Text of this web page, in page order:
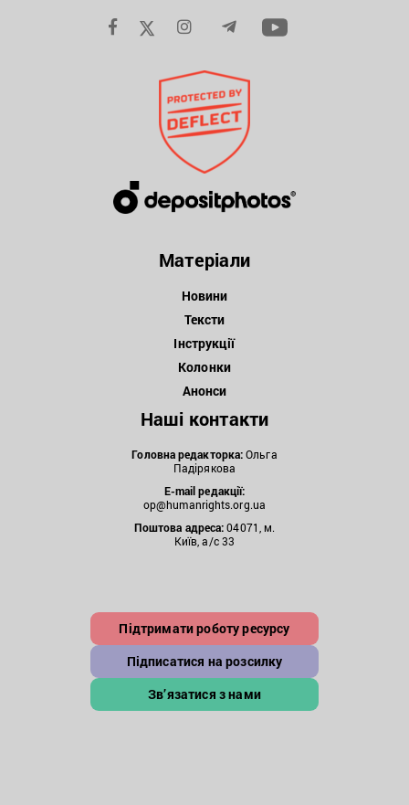
Матеріали
Новини
Тексти
Інструкції
Колонки
Анонси
Наші контакти
Головна редакторка:Ольга
Падірякова
E-mail редакції:
op@humanrights.org.ua
Поштова адреса:04071, м.
Київ, а/с 33
Підтримати роботу ресурсу
Підписатися на розсилку
Зв’язатися з нами